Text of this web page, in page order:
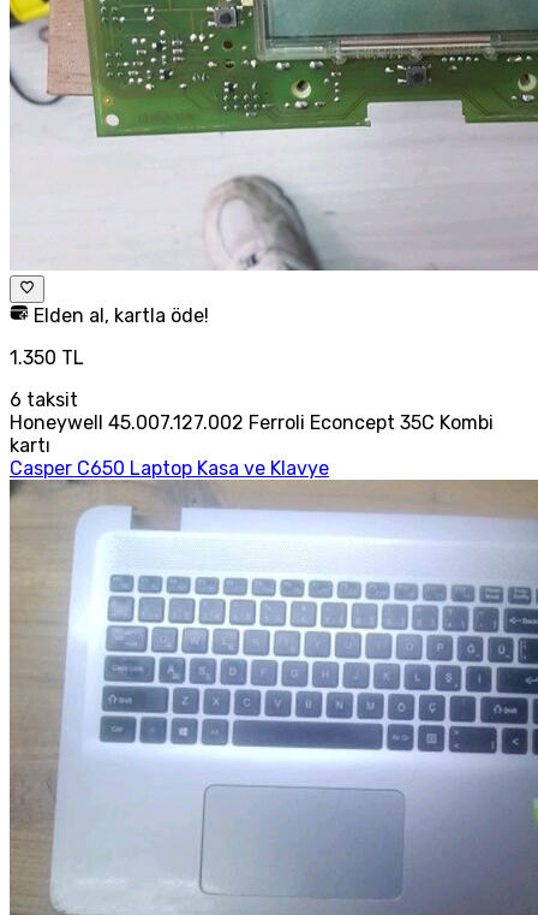
Elden al, kartla öde!
1.350 TL
6 taksit
Honeywell 45.007.127.002 Ferroli Econcept 35C Kombi
kartı
Casper C650 Laptop Kasa ve Klavye